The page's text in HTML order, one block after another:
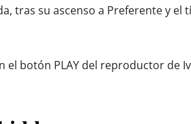
tras su ascenso a Preferente y el
el botón PLAY del reproductor de